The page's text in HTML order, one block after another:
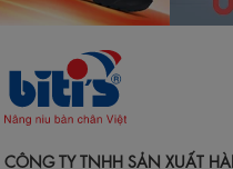
CÔNG TY TNHH SẢN XUẤT